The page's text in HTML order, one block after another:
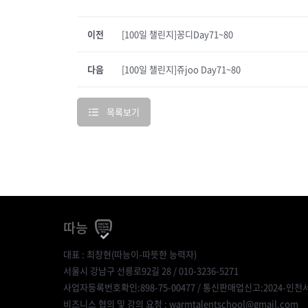
이전 [100일 챌린지]꽁디Day71~80
[100일 챌린지]쥬joo Day71~80
다음
목록보기
따능
대표 : 최창현(따능이-따뜻한 능력자)
서울시 강남구 선릉로92길 28 / 010-3236-5271
사업자등록번호확인:898-75-00477 / 통신판매업신고:2024-인천
비즈니스 협의 및 강의 요청 : warmtalentschool@gmail.com